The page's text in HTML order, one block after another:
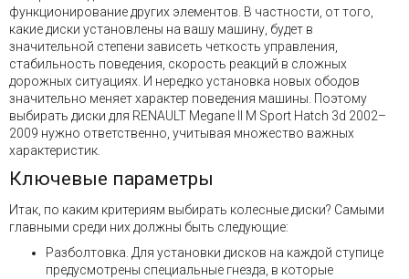
функционирование других элементов. В частности, от того,
какие диски установлены на вашу машину, будет в
значительной степени зависеть четкость управления,
стабильность поведения, скорость реакций в сложных
дорожных ситуациях. И нередко установка новых ободов
значительно меняет характер поведения машины. Поэтому
выбирать диски для RENAULT Megane II M Sport Hatch 3d 2002–
2009 нужно ответственно, учитывая множество важных
характеристик.
Ключевые параметры
Итак, по каким критериям выбирать колесные диски? Самыми
главными среди них должны быть следующие:
Разболтовка. Для установки дисков на каждой ступице
предусмотрены специальные гнезда, в которые